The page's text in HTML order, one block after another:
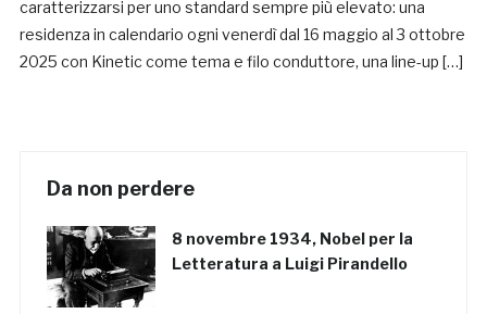
caratterizzarsi per uno standard sempre più elevato: una
residenza in calendario ogni venerdì dal 16 maggio al 3 ottobre
2025 con Kinetic come tema e filo conduttore, una line-up […]
Da non perdere
8 novembre 1934, Nobel per la
Letteratura a Luigi Pirandello